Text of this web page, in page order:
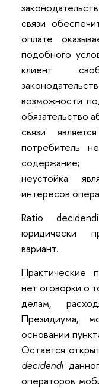
связи
оплате
подобного
клиент
возможности
обязательство
связи
потребитель
содержание;
неустойка
интересов
Ratio
юридически
вариант.
Практические
нет оговорки о
делам,
Президиума,
основании
Остается
decidendi
операторов